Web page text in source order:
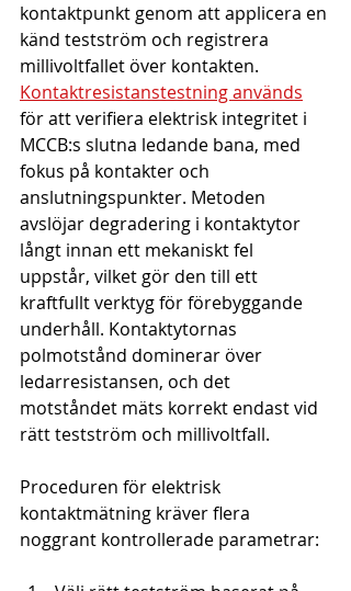
kontaktpunkt genom att applicera en
känd testström och registrera
millivoltfallet över kontakten.
Kontaktresistanstestning används
för att verifiera elektrisk integritet i
MCCB:s slutna ledande bana, med
fokus på kontakter och
anslutningspunkter. Metoden
avslöjar degradering i kontaktytor
långt innan ett mekaniskt fel
uppstår, vilket gör den till ett
kraftfullt verktyg för förebyggande
underhåll. Kontaktytornas
polmotstånd dominerar över
ledarresistansen, och det
motståndet mäts korrekt endast vid
rätt testström och millivoltfall.
Proceduren för elektrisk
kontaktmätning kräver flera
noggrant kontrollerade parametrar: